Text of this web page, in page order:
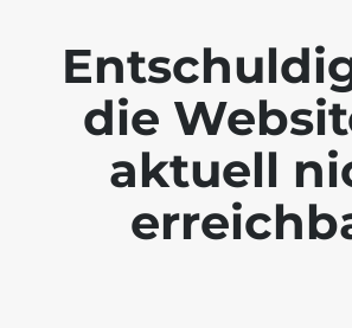
die
aktuell